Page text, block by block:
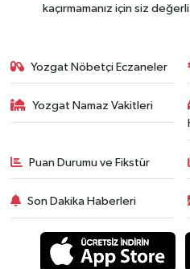
kaçırmamanız için siz değerli
Yozgat Nöbetçi Eczaneler
Yozgat Namaz Vakitleri
Puan Durumu ve Fikstür
Son Dakika Haberleri